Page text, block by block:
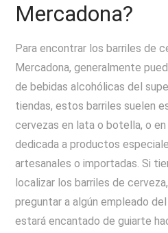
Mercadona?
Para encontrar los barriles de
Mercadona, generalmente
de bebidas alcohólicas del
tiendas, estos barriles suelen
cervezas en lata o botella, o
dedicada a productos
artesanales o importadas. Si
localizar los barriles de
preguntar a algún empleado
estará encantado de guiarte